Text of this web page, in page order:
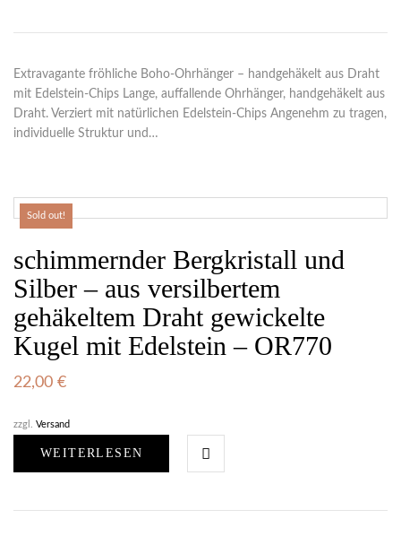
Extravagante fröhliche Boho-Ohrhänger – handgehäkelt aus Draht
mit Edelstein-Chips Lange, auffallende Ohrhänger, handgehäkelt aus
Draht. Verziert mit natürlichen Edelstein-Chips Angenehm zu tragen,
individuelle Struktur und…
Sold out!
schimmernder Bergkristall und
Silber – aus versilbertem
gehäkeltem Draht gewickelte
Kugel mit Edelstein – OR770
22,00 €
zzgl. Versand
WEITERLESEN